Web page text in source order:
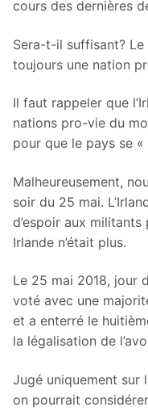
cours des dernières
Sera-t-il suffisant? Le
toujours une nation
Il faut rappeler que
nations pro-vie du
pour que le pays se
Malheureusement,
soir du 25 mai.
d’espoir aux
Irlande n’était plus.
Le 25 mai 2018, jour
voté avec une
et a enterré le
la légalisation de
Jugé uniquement sur
on pourrait